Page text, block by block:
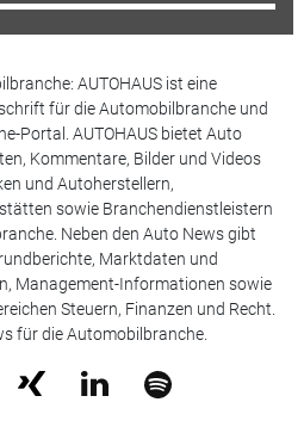
AUTOHAUS ist eine
für die Automobilbranche und
Portal. AUTOHAUS bietet Auto
Kommentare, Bilder und Videos
und Autoherstellern,
sowie Branchendienstleistern
Neben den Auto News gibt
Marktdaten und
Management-Informationen sowie
Steuern, Finanzen und Recht.
für die Automobilbranche.